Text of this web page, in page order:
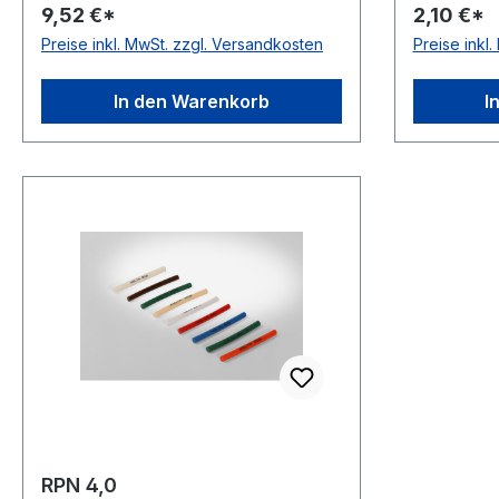
Material Polyurethan Farbe grün
Rollenlänge 30,5 (außer Ø 2mm =
Zugstrang nein Shorehärte 88°
Shore A
9,52 €*
Preise inkl. MwSt. zzgl. Versandkosten
In den Warenkorb
Material
Shore A
2,10 €*
Preise inkl.
RPN 4,0